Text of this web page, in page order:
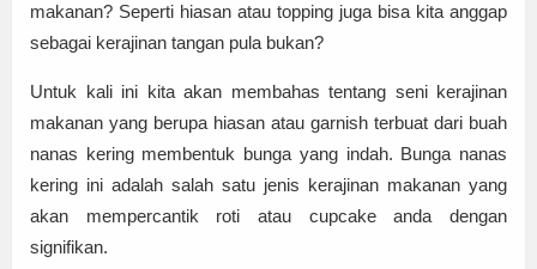
makanan? Seperti hiasan atau topping juga bisa kita anggap
sebagai kerajinan tangan pula bukan?
Untuk kali ini kita akan membahas tentang seni kerajinan
makanan yang berupa hiasan atau garnish terbuat dari buah
nanas kering membentuk bunga yang indah. Bunga nanas
kering ini adalah salah satu jenis kerajinan makanan yang
akan mempercantik roti atau cupcake anda dengan
signifikan.